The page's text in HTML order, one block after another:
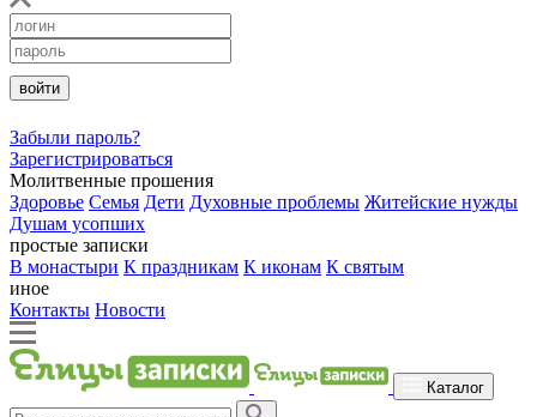
войти
Забыли пароль?
Зарегистрироваться
Молитвенные прошения
Здоровье Семья Дети Духовные проблемы Житейские нужды
Душам усопших
простые записки
В монастыри К праздникам К иконам К святым
иное
Контакты Новости
Каталог